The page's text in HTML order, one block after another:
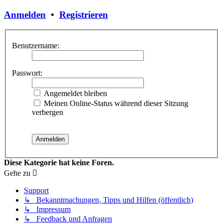
Anmelden • Registrieren
Benutzername:
Passwort:
Angemeldet bleiben
Meinen Online-Status während dieser Sitzung
verbergen
Diese Kategorie hat keine Foren.
Gehe zu
Support
↳ Bekanntmachungen, Tipps und Hilfen (öffentlich)
↳ Impressum
↳ Feedback und Anfragen